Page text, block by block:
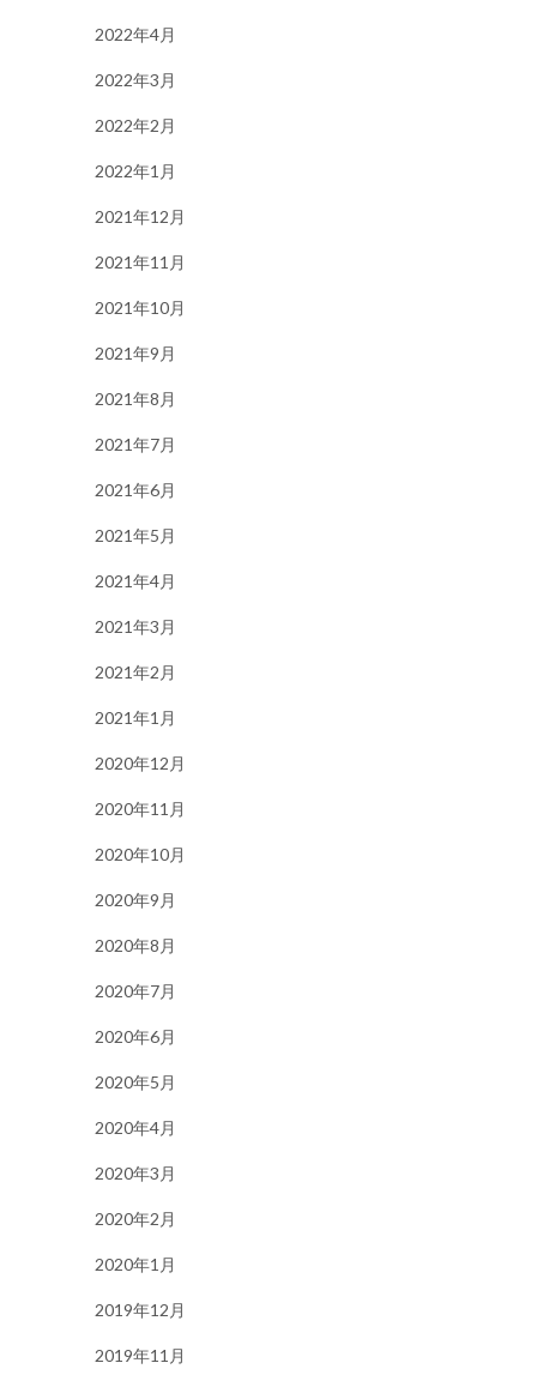
2022年4月
2022年3月
2022年2月
2022年1月
2021年12月
2021年11月
2021年10月
2021年9月
2021年8月
2021年7月
2021年6月
2021年5月
2021年4月
2021年3月
2021年2月
2021年1月
2020年12月
2020年11月
2020年10月
2020年9月
2020年8月
2020年7月
2020年6月
2020年5月
2020年4月
2020年3月
2020年2月
2020年1月
2019年12月
2019年11月